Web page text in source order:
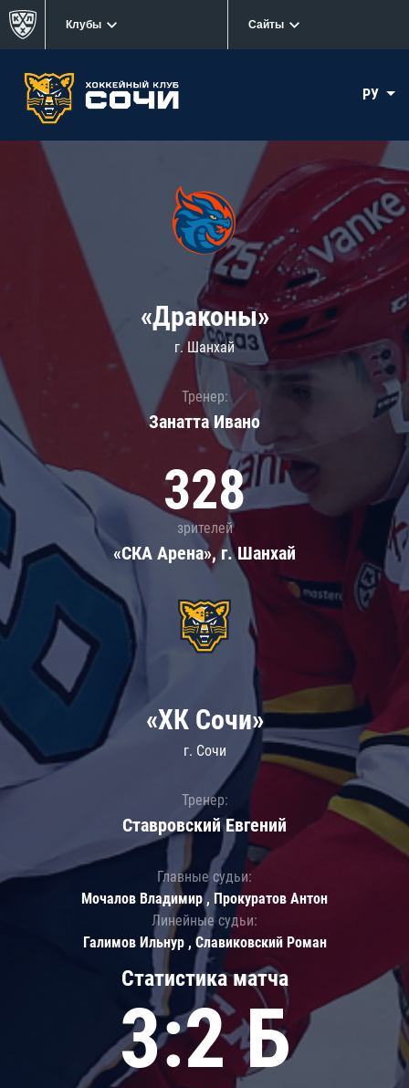
Клубы Сайты
РУ
«Драконы»
г. Шанхай
Тренер:
Занатта Иванo
328
зрителей
«СКА Арена», г. Шанхай
Статистика матча
3:2 Б
«ХК Сочи»
г. Сочи
Тренер:
Ставровский Евгений
Главные судьи:
Мочалов Владимир , Прокуратов Антон
Линейные судьи:
Галимов Ильнур , Славиковский Роман